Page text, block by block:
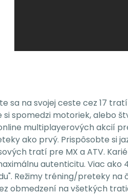
sa na svojej ceste cez 17
spomedzi motoriek, alebo
multiplayerových akcií
ako prvý. Prispôsobte si
tratí pre MX a ATV.
autenticitu. Viac
Režimy tréning/preteky na
obmedzení na všetkých